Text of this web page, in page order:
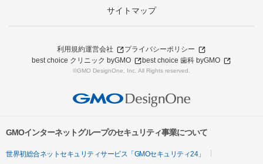
サイトマップ
利用規約運営会社
プライバシーポリシー
best choice クリニック byGMO
best choice 歯科 byGMO
©GMO DesignOne, Inc. All Rights reserved.
GMOインターネットグループのセキュリティ事業について
世界初総合ネットセキュリティサービス「GMOセキュリティ24」